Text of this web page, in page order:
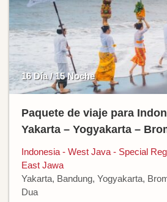
16 Día / 15 Noche
Paquete de viaje para
Yakarta – Yogyakarta –
Indonesia - West Java - Special
East Jawa
Yakarta, Bandung, Yogyakarta,
Dua